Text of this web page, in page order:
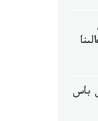
باس